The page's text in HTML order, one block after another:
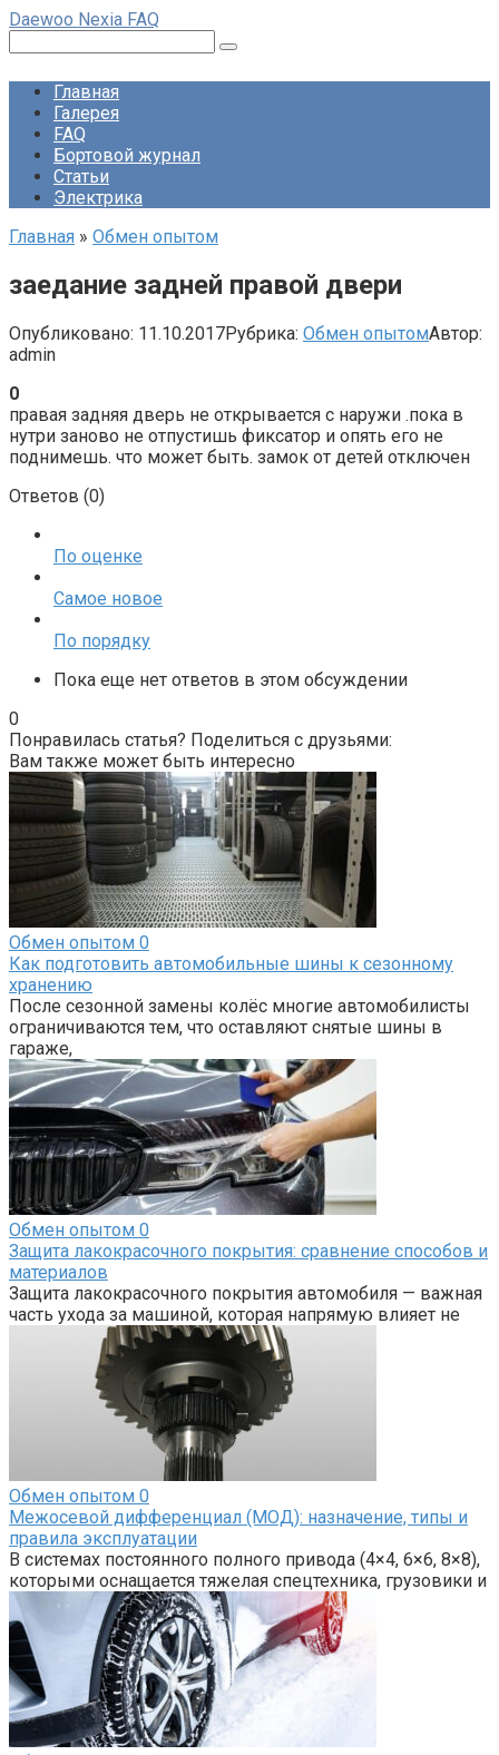
Перейти
контенту
Daewoo Nexia FAQ
Главная
Галерея
FAQ
Бортовой журнал
Статьи
Электрика
Главная » Обмен опытом
заедание задней правой двери
Опубликовано: 11.10.2017Рубрика: Обмен опытомАвтор:
admin
0
правая задняя дверь не открывается с наружи .пока в
нутри заново не отпустишь фиксатор и опять его не
поднимешь. что может быть. замок от детей отключен
Ответов (0)
По оценке
Самое новое
По порядку
Пока еще нет ответов в этом обсуждении
0
Понравилась статья? Поделиться с друзьями:
Вам также может быть интересно
Обмен опытом 0
Как подготовить автомобильные шины к сезонному
хранению
После сезонной замены колёс многие автомобилисты
ограничиваются тем, что оставляют снятые шины в
гараже,
Обмен опытом 0
Защита лакокрасочного покрытия: сравнение способов и
материалов
Защита лакокрасочного покрытия автомобиля — важная
часть ухода за машиной, которая напрямую влияет не
Обмен опытом 0
Межосевой дифференциал (МОД): назначение, типы и
правила эксплуатации
В системах постоянного полного привода (4×4, 6×6, 8×8),
которыми оснащается тяжелая спецтехника, грузовики и